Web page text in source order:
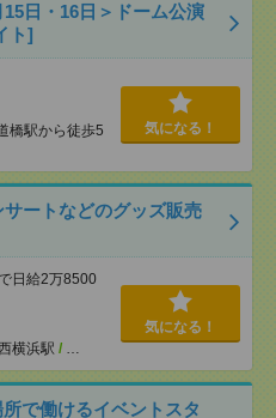
日・16日＞ドーム公演
ト]
橋駅から徒歩5
気になる！
ートなどのグッズ販売
日給2万8500
横浜駅 / …
気になる！
で働けるイベントスタ